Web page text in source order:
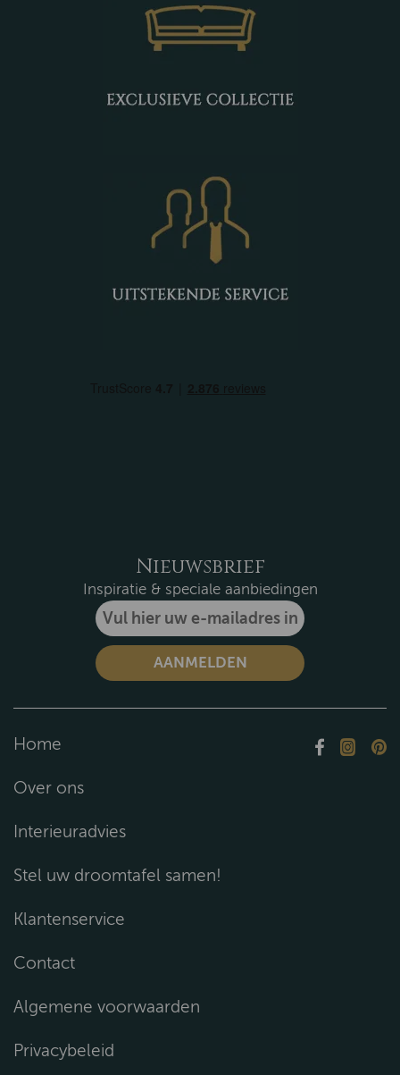
Nieuwsbrief
Inspiratie & speciale aanbiedingen
Home
Over ons
Interieuradvies
Stel uw droomtafel samen!
Klantenservice
Contact
Algemene voorwaarden
Privacybeleid